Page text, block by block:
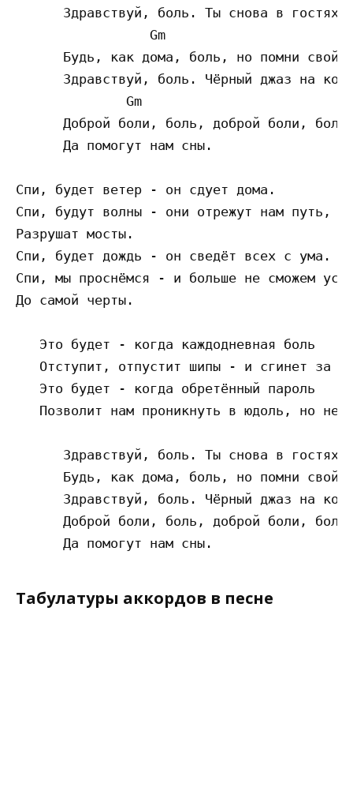
      Здравствуй, боль. Ты снова в гостях.
Gm
Будь, как дома, боль, но помни свой
Здравствуй, боль. Чёрный джаз на
Gm
Доброй боли, боль, доброй боли, боль
      Да помогут нам сны.
Спи, будет ветер - он сдует дома.
Спи, будут волны - они отрежут нам путь,
Разрушат мосты.
Спи, будет дождь - он сведёт всех с ума.
Спи, мы проснёмся - и больше не сможем
До самой черты.
   Это будет - когда каждодневная боль
Отступит, отпустит шипы - и сгинет за
   Это будет - когда обретённый пароль
Позволит нам проникнуть в юдоль, но не
      Здравствуй, боль. Ты снова в гостях.
Будь, как дома, боль, но помни свой
Здравствуй, боль. Чёрный джаз на
Доброй боли, боль, доброй боли, боль
Табулатуры аккордов в песне